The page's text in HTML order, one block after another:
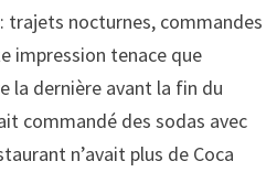
trajets nocturnes, commandes
impression tenace que
la dernière avant la fin du
commandé des sodas avec
n’avait plus de Coca